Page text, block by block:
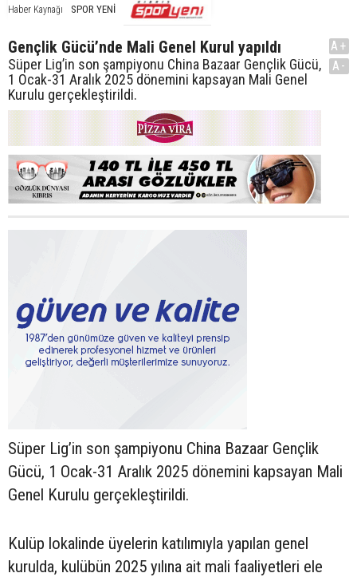
Haber Kaynağı SPOR YENİ
Gençlik Gücü’nde Mali Genel Kurul yapıldı
Süper Lig’in son şampiyonu China Bazaar Gençlik Gücü,
1 Ocak-31 Aralık 2025 dönemini kapsayan Mali Genel
Kurulu gerçekleştirildi.
A+
A-
Süper Lig’in son şampiyonu China Bazaar Gençlik
Gücü, 1 Ocak-31 Aralık 2025 dönemini kapsayan Mali
Genel Kurulu gerçekleştirildi.
Kulüp lokalinde üyelerin katılımıyla yapılan genel
kurulda, kulübün 2025 yılına ait mali faaliyetleri ele